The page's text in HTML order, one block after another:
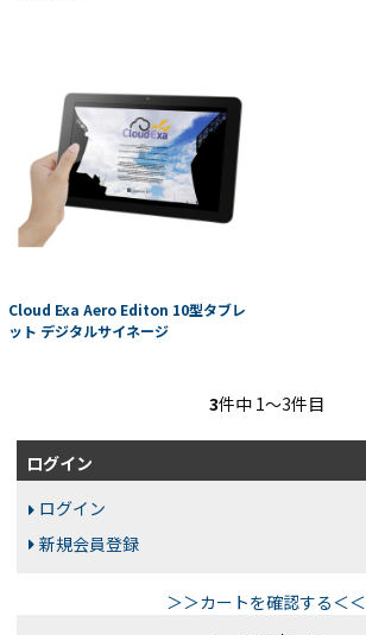
Cloud Exa Aero Editon 10型タブレ
ット デジタルサイネージ
3件中 1〜3件目
ログイン
ログイン
新規会員登録
＞＞カートを確認する＜＜